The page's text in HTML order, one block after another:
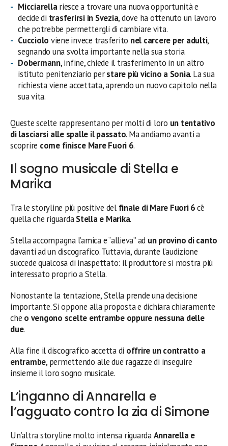
Micciarellariesce a trovare una nuova opportunità e
decide di trasferirsi in Svezia, dove ha ottenuto un lavoro
che potrebbe permettergli di cambiare vita.
Cucciolo viene invece trasferito nel carcere per adulti,
segnando una svolta importante nella sua storia.
Dobermann, infine, chiede il trasferimento in un altro
istituto penitenziario perstare più vicino a Sonia. La sua
richiesta viene accettata, aprendo un nuovo capitolo nella
sua vita.
Queste scelte rappresentano per molti di loro un tentativo
di lasciarsi alle spalle il passato. Ma andiamo avanti a
scoprire come finisce Mare Fuori 6.
Il sogno musicale di Stella e
Marika
Tra le storyline più positive del finale di Mare Fuori 6c’è
quella che riguardaStella e Marika.
Stella accompagna l’amica e “allieva” ad un provino di canto
davanti ad un discografico. Tuttavia, durante l’audizione
succede qualcosa di inaspettato: il produttore si mostra più
interessato proprio a Stella.
Nonostante la tentazione, Stella prende una decisione
importante. Si oppone alla proposta e dichiara chiaramente
che o vengono scelte entrambe oppure nessuna delle
due.
Alla fine il discografico accetta di offrire un contratto a
entrambe, permettendo alle due ragazze di inseguire
insieme il loro sogno musicale.
L’inganno di Annarella e
l’agguato contro la zia di Simone
Un’altra storyline molto intensa riguardaAnnarella e